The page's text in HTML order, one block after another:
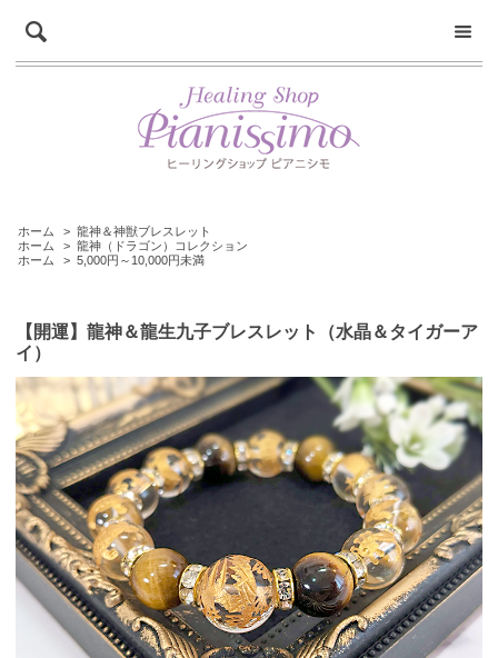
ホーム > 龍神＆神獣ブレスレット
ホーム
> 龍神（ドラゴン）コレクション
ホーム
> 5,000円～10,000円未満
【開運】龍神＆龍生九子ブレスレット（水晶＆タイガーア
イ）